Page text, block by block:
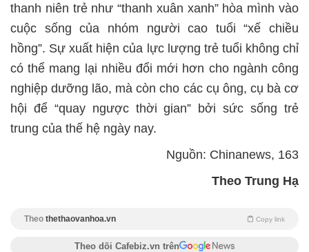
thanh niên trẻ như “thanh xuân xanh” hòa mình vào
cuộc sống của nhóm người cao tuổi “xế chiều
hồng”. Sự xuất hiện của lực lượng trẻ tuổi không chỉ
có thể mang lại nhiều đổi mới hơn cho ngành công
nghiệp dưỡng lão, mà còn cho các cụ ông, cụ bà cơ
hội để “quay ngược thời gian” bởi sức sống trẻ
trung của thế hệ ngày nay.
Nguồn: Chinanews, 163
Theo Trung Hạ
Theo thethaovanhoa.vn Copy link
Theo dõi Cafebiz.vn trên